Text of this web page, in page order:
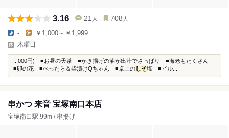
3.16 21 人 708 人
- ￥1,000～￥1,999
木曜日
...000円) ■お昼の天茶 ■かき揚げの油が出汁でさっぱり ■海老もたくさん
■卯の花 ■べったら＆柴漬けQちゃん ■卓上の しそ塩 ■ビル...
串かつ 来音 宝塚南口本店
宝塚南口駅 99m / 串揚げ